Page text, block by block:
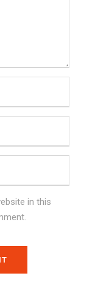
in this